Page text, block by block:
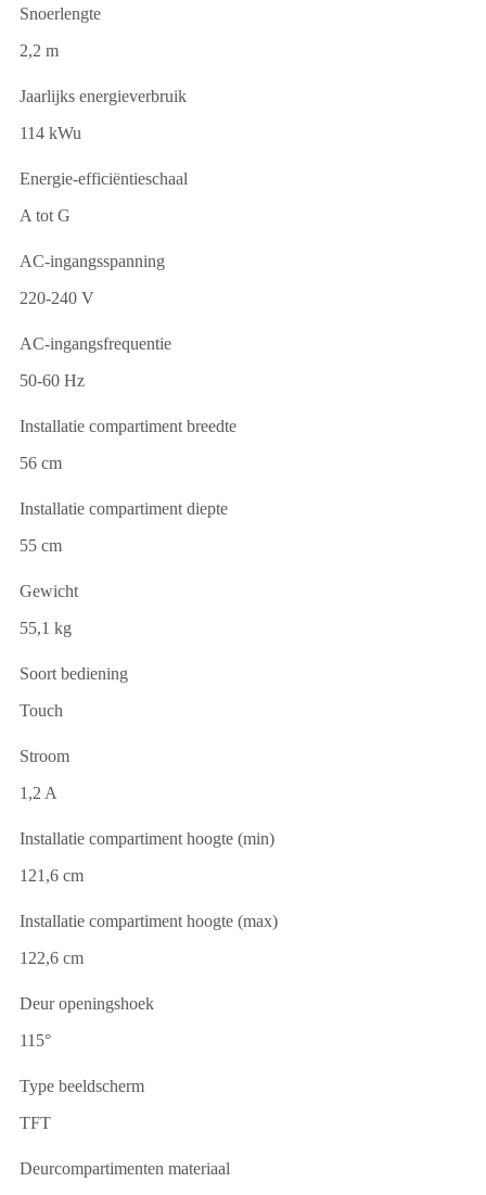
Snoerlengte
2,2 m
Jaarlijks energieverbruik
114 kWu
Energie-efficiëntieschaal
A tot G
AC-ingangsspanning
220-240 V
AC-ingangsfrequentie
50-60 Hz
Installatie compartiment breedte
56 cm
Installatie compartiment diepte
55 cm
Gewicht
55,1 kg
Soort bediening
Touch
Stroom
1,2 A
Installatie compartiment hoogte (min)
121,6 cm
Installatie compartiment hoogte (max)
122,6 cm
Deur openingshoek
115°
Type beeldscherm
TFT
Deurcompartimenten materiaal